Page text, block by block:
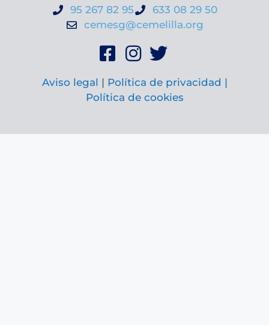
95 267 82 95
633 08 29 50
cemesg@cemelilla.org
Aviso legal | Política de privacidad |
Política de cookies